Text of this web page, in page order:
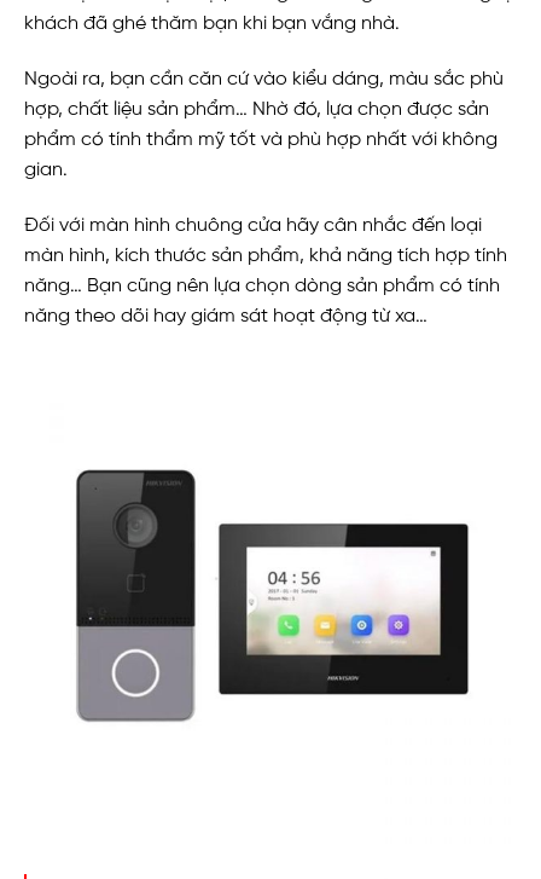
khách đã ghé thăm bạn khi bạn vắng nhà.
Ngoài ra, bạn cần căn cứ vào kiểu dáng, màu sắc phù
hợp, chất liệu sản phẩm… Nhờ đó, lựa chọn được sản
phẩm có tính thẩm mỹ tốt và phù hợp nhất với không
gian.
Đối với màn hình chuông cửa hãy cân nhắc đến loại
màn hình, kích thước sản phẩm, khả năng tích hợp tính
năng… Bạn cũng nên lựa chọn dòng sản phẩm có tính
năng theo dõi hay giám sát hoạt động từ xa…